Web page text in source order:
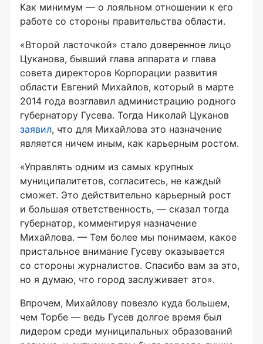
Как минимум — о лояльном отношении к его
работе со стороны правительства области.
«Второй ласточкой» стало доверенное лицо
Цуканова, бывший глава аппарата и глава
совета директоров Корпорации развития
области Евгений Михайлов, который в марте
2014 года возглавил администрацию родного
губернатору Гусева. Тогда Николай Цуканов
заявил, что для Михайлова это назначение
является ничем иным, как карьерным ростом.
«Управлять одним из самых крупных
муниципалитетов, согласитесь, не каждый
сможет. Это действительно карьерный рост
и большая ответственность, — сказал тогда
губернатор, комментируя назначение
Михайлова. — Тем более мы понимаем, какое
пристальное внимание Гусеву оказывается
со стороны журналистов. Спасибо вам за это,
но я думаю, что город заслуживает это».
Впрочем, Михайлову повезло куда большем,
чем Торбе — ведь Гусев долгое время был
лидером среди муниципальных образований